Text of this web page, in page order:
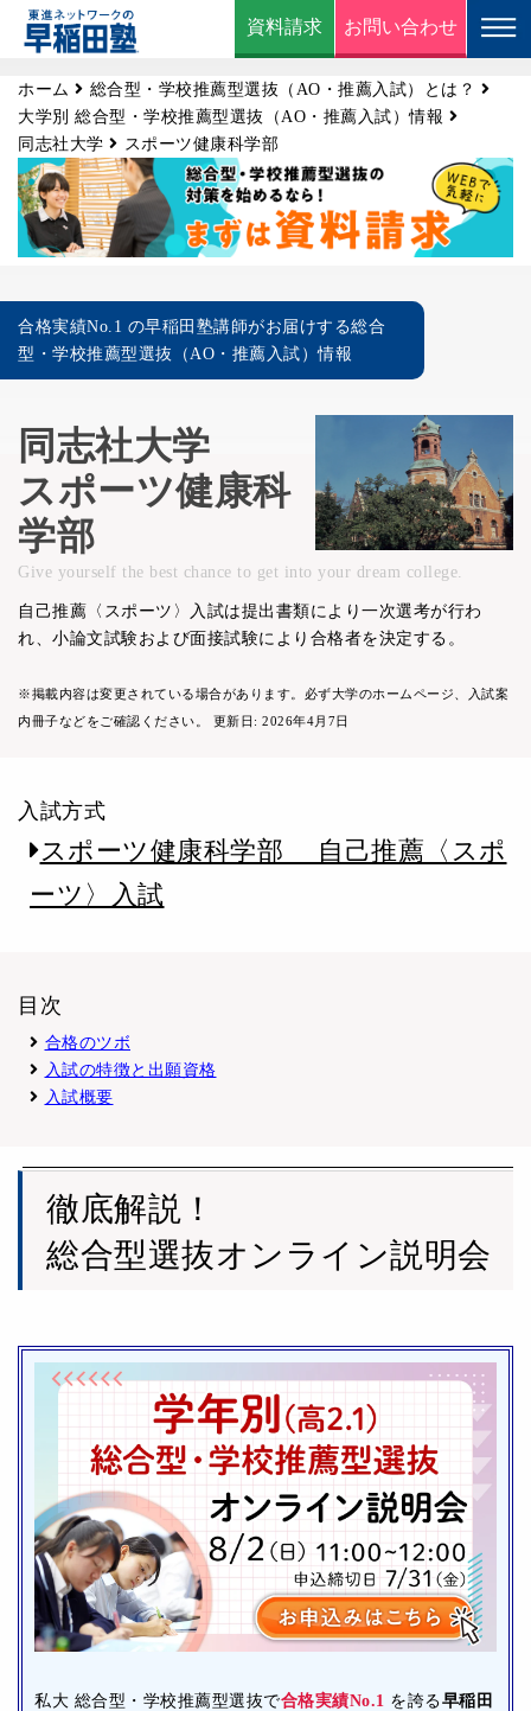
資料請求 お問い合わせ
ホーム
総合型・学校推薦型選抜（AO・推薦入試）とは？
大学別 総合型・学校推薦型選抜（AO・推薦入試）情報
同志社大学
スポーツ健康科学部
合格実績No.1 の早稲田塾講師がお届けする総合
型・学校推薦型選抜（AO・推薦入試）情報
同志社大学
スポーツ健康科
学部
Give yourself the best chance to get into your dream college.
自己推薦〈スポーツ〉入試は提出書類により一次選考が行わ
れ、小論文試験および面接試験により合格者を決定する。
※掲載内容は変更されている場合があります。必ず大学のホームページ、入試案
内冊子などをご確認ください。 更新日: 2026年4月7日
入試方式
スポーツ健康科学部 自己推薦〈スポ
ーツ〉入試
目次
合格のツボ
入試の特徴と出願資格
入試概要
徹底解説！
総合型選抜オンライン説明会
私大 総合型・学校推薦型選抜で合格実績No.1 を誇る早稲田